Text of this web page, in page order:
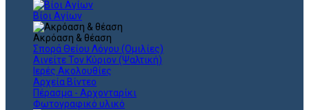
Βίοι Αγίων
Ακρόαση & θέαση
Σπορά Θείου Λόγου (Ομιλίες)
Αινείτε Τον Κύριον (Ψαλτική)
Ιερές Ακολουθίες
Αρχεία Βίντεο
Πέρασμα - Αρχονταρίκι
Φωτογραφικό υλικό